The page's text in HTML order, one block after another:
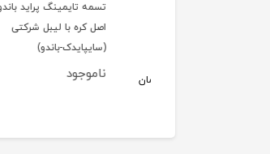
تسمه تایمینگ پراید باندو
اصل کره با لیبل شرکتی
(سایپایدک-باندو)
ناموجود